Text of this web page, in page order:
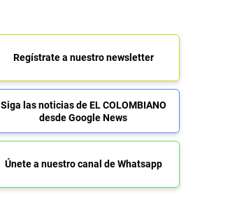
Regístrate a nuestro newsletter
Siga las noticias de EL COLOMBIANO
desde Google News
Únete a nuestro canal de Whatsapp